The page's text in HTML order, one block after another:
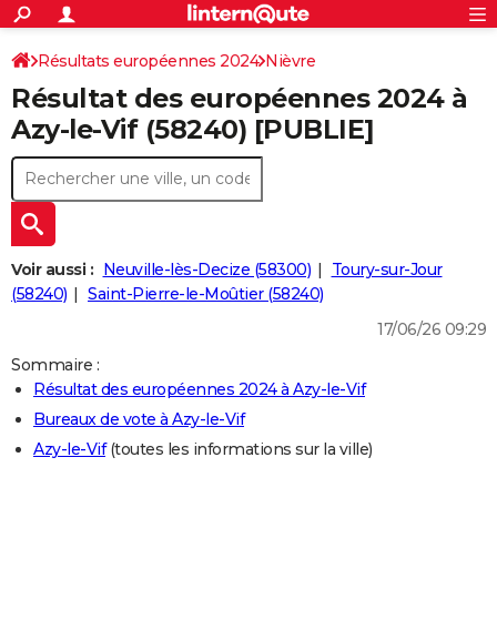
ACTUALITÉS
Politique
Société
Faits Divers
Education
Monde
Villes
+
SPORT
Coupe du monde 2026
Football
Tennis
Cyclisme
Rugby
Forum
CULTURE
Programme TV
TNT
Streaming
Cinéma
Sorties cinéma
Musique
+
FINANCE
Retraite
Impôts
Epargne
Immobilier
Risques naturels par ville
Banque
Assurance
Crédit
AUTO
Essais
Réserver un essai
Citadines
Berlines
SUV
Forum auto
+
HIGH-TECH
Mobiles
Meilleur smartphone
Internet
Ordinateurs
Jeux vidéo
Guide high-tech
+
BRICOLAGE
Guides de France
Escapades
Patrimoine
Expositions
Musées
Week-end nature
LIFESTYLE
Art de vivre
Bien-être
Loisirs
Mode
Modes de vie
S'inscrire
Connexion
Résultats européennes 2024 Nièvre
Résultat des européennes 2024 à
Azy-le-Vif (58240) [PUBLIE]
Voir aussi : Neuville-lès-Decize (58300)
Toury-sur-Jour
(58240)
Saint-Pierre-le-Moûtier (58240)
17/06/26 09:29
Sommaire :
Résultat des européennes 2024 à Azy-le-Vif
Bureaux de vote à Azy-le-Vif
Azy-le-Vif(toutes les informations sur la ville)